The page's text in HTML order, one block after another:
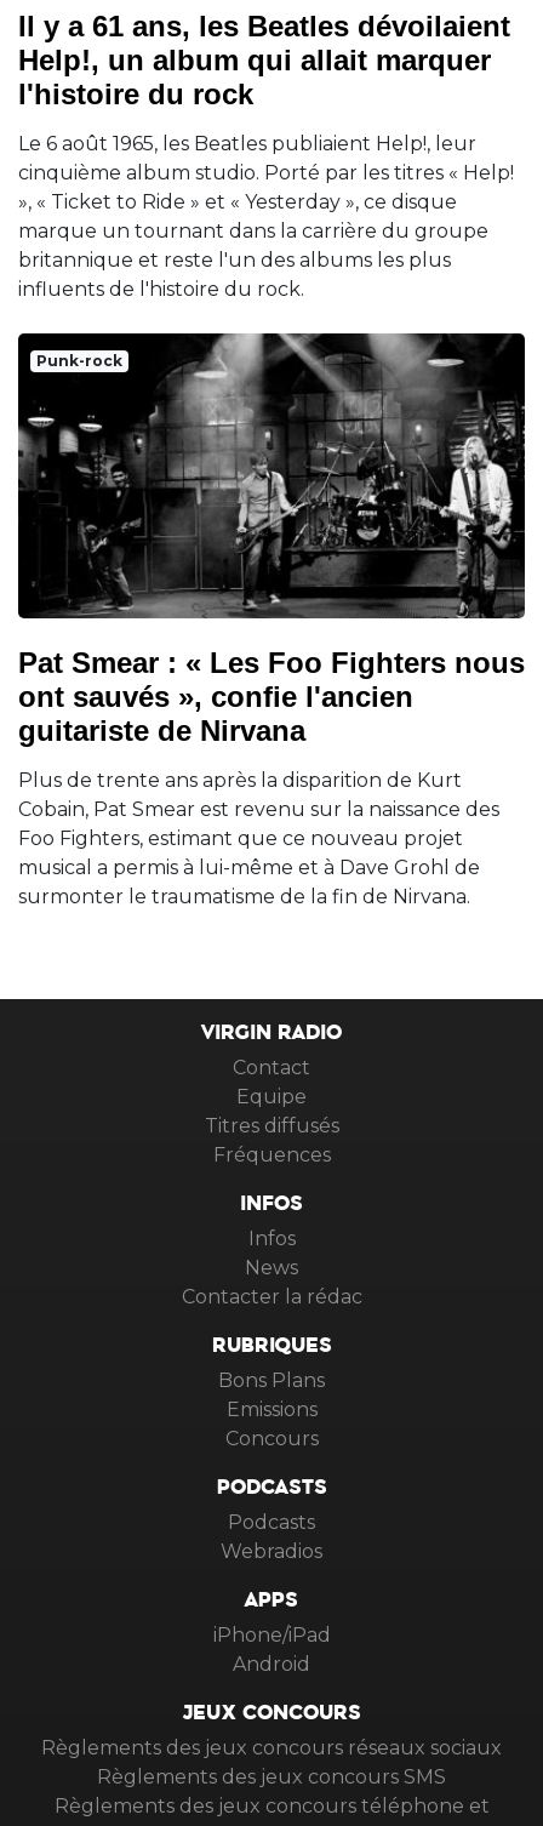
Il y a 61 ans, les Beatles dévoilaient
Help!, un album qui allait marquer
l'histoire du rock
Le 6 août 1965, les Beatles publiaient Help!, leur
cinquième album studio. Porté par les titres « Help!
», « Ticket to Ride » et « Yesterday », ce disque
marque un tournant dans la carrière du groupe
britannique et reste l'un des albums les plus
influents de l'histoire du rock.
Punk-rock
Pat Smear : « Les Foo Fighters nous
ont sauvés », confie l'ancien
guitariste de Nirvana
Plus de trente ans après la disparition de Kurt
Cobain, Pat Smear est revenu sur la naissance des
Foo Fighters, estimant que ce nouveau projet
musical a permis à lui-même et à Dave Grohl de
surmonter le traumatisme de la fin de Nirvana.
VIRGIN RADIO
Contact
Equipe
Titres diffusés
Fréquences
INFOS
Infos
News
Contacter la rédac
RUBRIQUES
Bons Plans
Emissions
Concours
PODCASTS
Podcasts
Webradios
APPS
iPhone/iPad
Android
JEUX CONCOURS
Règlements des jeux concours réseaux sociaux
Règlements des jeux concours SMS
Règlements des jeux concours téléphone et